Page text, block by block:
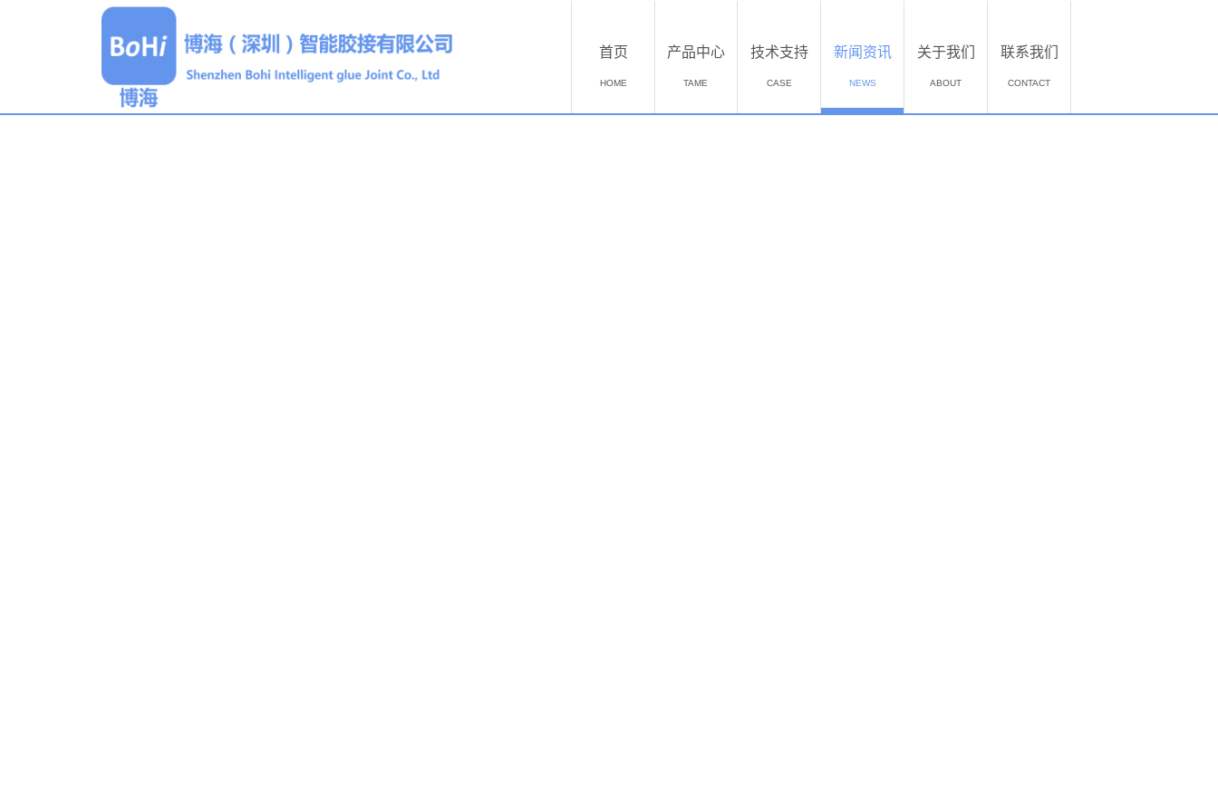
首页
HOME
产品中心
TAME
技术支持
CASE
新闻资讯
NEWS
关于我们
ABOUT
联系我们
CONTACT